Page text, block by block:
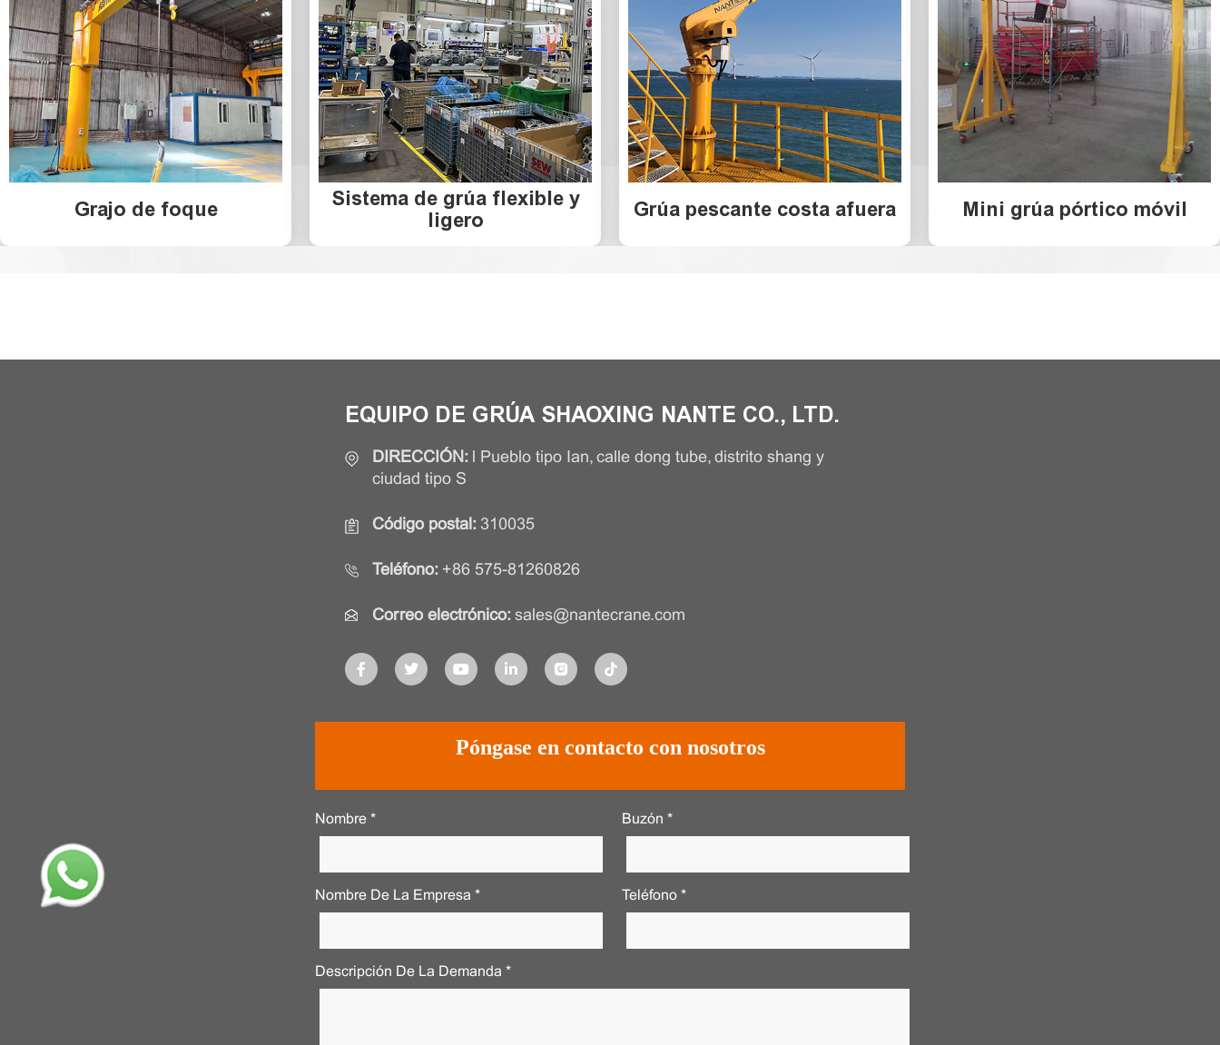
Grajo de foque
Sistema de grúa flexible y
ligero
Grúa pescante costa afuera Mini grúa pórtico móvil
EQUIPO DE GRÚA SHAOXING NANTE CO., LTD.
DIRECCIÓN:
l Pueblo tipo Ian, calle dong tube, distrito shang y
ciudad tipo S
Código postal: 310035
Teléfono: +86 575-81260826
Correo electrónico: sales@nantecrane.com
Póngase en contacto con nosotros
Nombre * Buzón *
Nombre De La Empresa * Teléfono *
Descripción De La Demanda *